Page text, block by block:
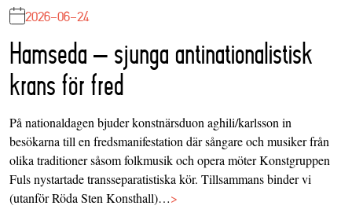
2026-06-24
Hamseda – sjunga antinationalistisk
krans för fred
På nationaldagen bjuder konstnärsduon aghili/karlsson in
besökarna till en fredsmanifestation där sångare och musiker från
olika traditioner såsom folkmusik och opera möter Konstgruppen
Fuls nystartade transseparatistiska kör. Tillsammans binder vi
(utanför Röda Sten Konsthall)…>